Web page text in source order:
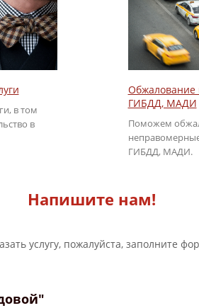
в том
в
Обжалование
ГИБДД, МАДИ
Поможем
ГИБДД, МАДИ.
Напишите нам!
услугу, пожалуйста, заполните